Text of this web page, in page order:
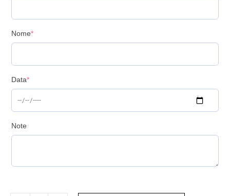
Nome*
Data*
Note